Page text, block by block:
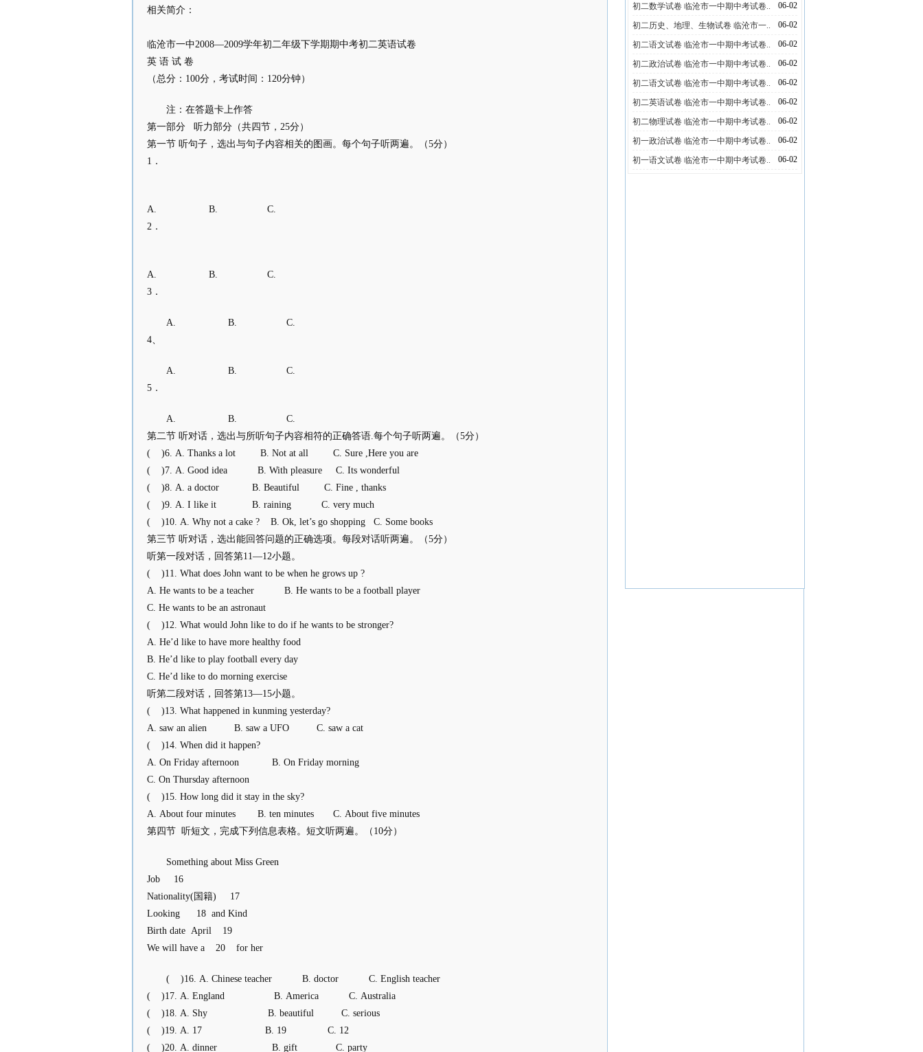
相关简介：
临沧市一中2008—2009学年初二年级下学期期中考初二英语试卷
英 语 试 卷
（总分：100分，考试时间：120分钟）
注：在答题卡上作答
第一部分 听力部分（共四节，25分）
第一节 听句子，选出与句子内容相关的图画。每个句子听两遍。（5分）
1．
A. B. C.
2．
A. B. C.
3．
A. B. C.
4、
A. B. C.
5．
A. B. C.
第二节 听对话，选出与所听句子内容相符的正确答语.每个句子听两遍。（5分）
( )6. A. Thanks a lot B. Not at all C. Sure ,Here you are
( )7. A. Good idea B. With pleasure C. Its wonderful
( )8. A. a doctor B. Beautiful C. Fine , thanks
( )9. A. I like it B. raining C. very much
( )10. A. Why not a cake ? B. Ok, let’s go shopping C. Some books
第三节 听对话，选出能回答问题的正确选项。每段对话听两遍。（5分）
听第一段对话，回答第11—12小题。
( )11. What does John want to be when he grows up ?
A. He wants to be a teacher B. He wants to be a football player
C. He wants to be an astronaut
( )12. What would John like to do if he wants to be stronger?
A. He’d like to have more healthy food
B. He’d like to play football every day
C. He’d like to do morning exercise
听第二段对话，回答第13―15小题。
( )13. What happened in kunming yesterday?
A. saw an alien B. saw a UFO C. saw a cat
( )14. When did it happen?
A. On Friday afternoon B. On Friday morning
C. On Thursday afternoon
( )15. How long did it stay in the sky?
A. About four minutes B. ten minutes C. About five minutes
第四节 听短文，完成下列信息表格。短文听两遍。（10分）
Something about Miss Green
Job 16
Nationality(国籍) 17
Looking 18 and Kind
Birth date April 19
We will have a 20 for her
( )16. A. Chinese teacher B. doctor C. English teacher
( )17. A. England B. America C. Australia
( )18. A. Shy B. beautiful C. serious
( )19. A. 17 B. 19 C. 12
( )20. A. dinner B. gift C. party
06-02
初二数学试卷 临沧市一中期中考试卷..
06-02
初二历史、地理、生物试卷 临沧市一..
06-02
初二语文试卷 临沧市一中期中考试卷..
06-02
初二政治试卷 临沧市一中期中考试卷..
06-02
初二语文试卷 临沧市一中期中考试卷..
06-02
初二英语试卷 临沧市一中期中考试卷..
06-02
初二物理试卷 临沧市一中期中考试卷..
06-02
初一政治试卷 临沧市一中期中考试卷..
06-02
初一语文试卷 临沧市一中期中考试卷..